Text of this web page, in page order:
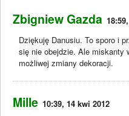
Zbigniew Gazda
Dziękuję Danusiu. To sporo i
się nie obejdzie. Ale miskanty
możliwej zmiany dekoracji.
Mille 10:39, 14 kwi 2012